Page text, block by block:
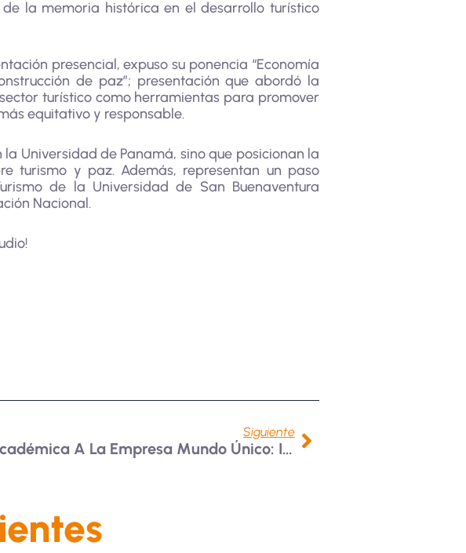
la memoria histórica en el desarrollo turístico
presencial, expuso su ponencia “Economía
de paz”; presentación que abordó la
turístico como herramientas para promover
equitativo y responsable.
Universidad de Panamá, sino que posicionan la
turismo y paz. Además, representan un paso
de la Universidad de San Buenaventura
Nacional.
Siguiente
Salida Académica A La Empresa Mundo Único: Impulsando La Conexión Entre Academia Y Empresa